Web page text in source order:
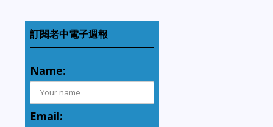
訂閱老中電子週報
Name:
Email: